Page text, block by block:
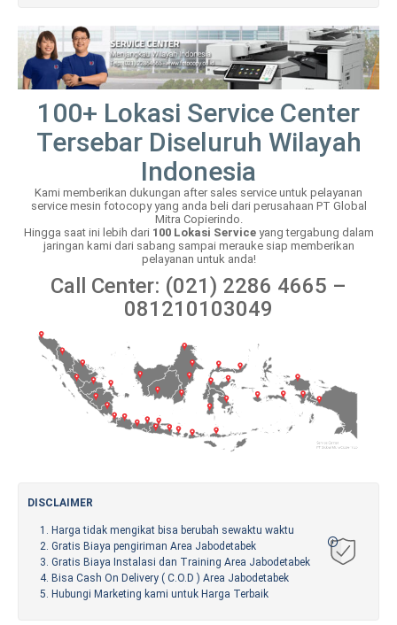
100+ Lokasi Service Center
Tersebar Diseluruh Wilayah
Indonesia
Kami memberikan dukungan after sales service untuk pelayanan
service mesin fotocopy yang anda beli dari perusahaan PT Global
Mitra Copierindo.
Hingga saat ini lebih dari 100 Lokasi Serviceyang tergabung dalam
jaringan kami dari sabang sampai merauke siap memberikan
pelayanan untuk anda!
Call Center: (021) 2286 4665 –
081210103049
DISCLAIMER
Harga tidak mengikat bisa berubah sewaktu waktu
Gratis Biaya pengiriman Area Jabodetabek
Gratis Biaya Instalasi dan Training Area Jabodetabek
Bisa Cash On Delivery ( C.O.D ) Area Jabodetabek
Hubungi Marketing kami untuk Harga Terbaik